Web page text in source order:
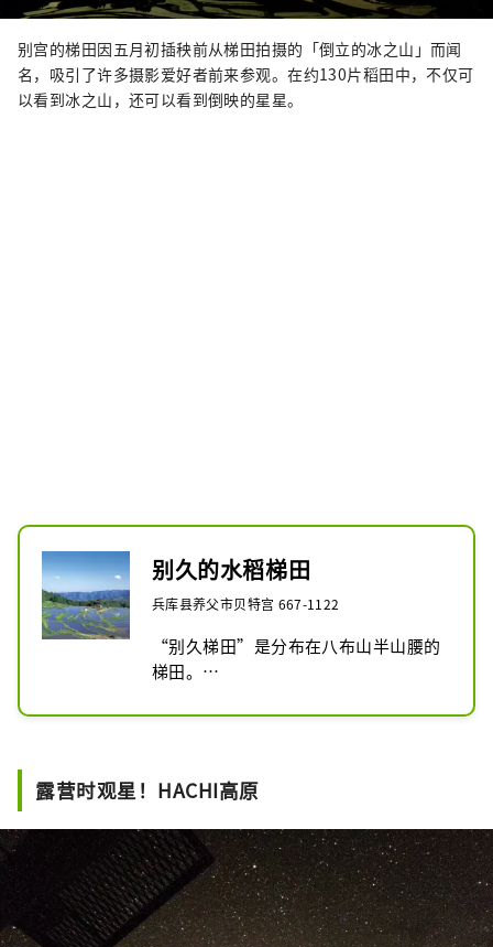
别宫的梯田因五月初插秧前从梯田拍摄的「倒立的冰之山」而闻
名，吸引了许多摄影爱好者前来参观。在约130片稻田中，不仅可
以看到冰之山，还可以看到倒映的星星。
别久的水稻梯田
兵库县养父市贝特宫 667-1122
“别久梯田”是分布在八布山半山腰的
梯田。
景名胜，是至今仍保留的日本原始景
冈”，从其根部涌出的丰富泉水灌溉着
5月初插秧前，在别久梯田里拍摄的稻
田倒映的“倒立冰山”每年都吸引着众
多摄影爱好者前来拍照。
露营时观星！HACHI高原